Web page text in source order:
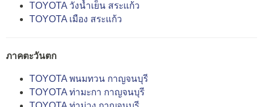
TOYOTA วังน้ำเย็น สระแก้ว
TOYOTA เมือง สระแก้ว
ภาคตะวันตก
TOYOTA พนมทวน กาญจนบุรี
TOYOTA ท่ามะกา กาญจนบุรี